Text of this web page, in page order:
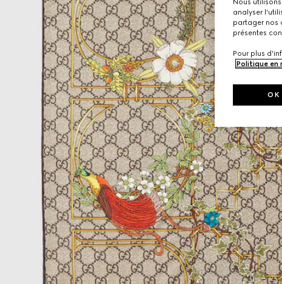
Nous
analyser
partager nos
présentes
Pour plus
Politique en
OK